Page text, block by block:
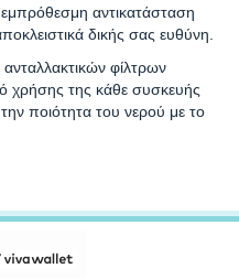
αντικατάσταση
δικής σας ευθύνη.
φίλτρων
χρήσης της κάθε συσκευής
ποιότητα του νερού με το